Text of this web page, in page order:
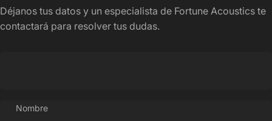
Déjanos tus datos y un especialista de Fortune Acoustics te
contactará para resolver tus dudas.
Nombre